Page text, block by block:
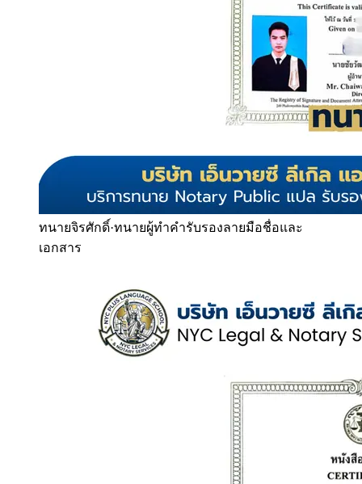
ทนายจิรศักดิ์·ทนายผู้ทำคำรับรองลายมือชื่อและ
เอกสาร